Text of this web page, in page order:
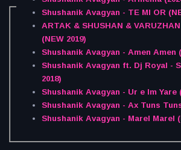
Shushanik Avagyan - TE MI OR
ARTAK & SHUSHAN &
(NEW 2019)
Shushanik Avagyan - Amen Amen
Shushanik Avagyan ft. Dj Royal -
2018)
Shushanik Avagyan - Ur e Im Yare
Shushanik Avagyan - Ax Tuns
Shushanik Avagyan - Marel Marel